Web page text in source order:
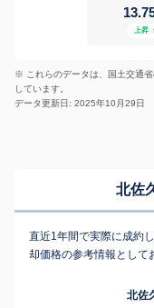
上昇 ↑
※ これらのデータは、国土交通
しています。
データ更新日: 2025年10月29日
北佐
直近1年間で実際に成約
却価格の参考情報として
北佐